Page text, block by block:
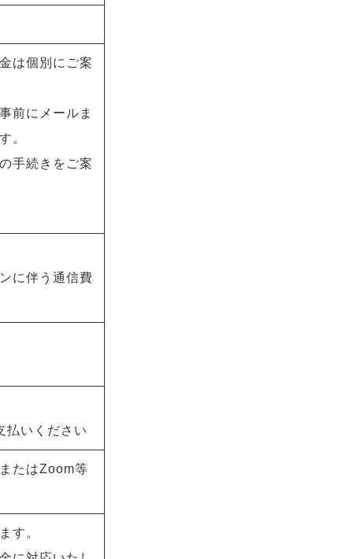
は個別にご案
前にメールま
。
手続きをご案
に伴う通信費
払いください
たはZoom等
す。